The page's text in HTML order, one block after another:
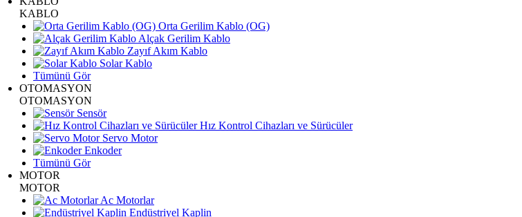
KABLO
Orta Gerilim Kablo (OG)
Alçak Gerilim Kablo
Zayıf Akım Kablo
Solar Kablo
Tümünü Gör
OTOMASYON
OTOMASYON
Sensör
Hız Kontrol Cihazları ve Sürücüler
Servo Motor
Enkoder
Tümünü Gör
MOTOR
MOTOR
Ac Motorlar
Endüstriyel Kaplin